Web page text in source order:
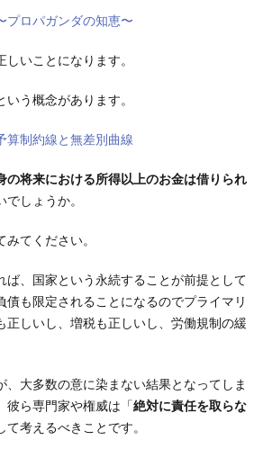
プロパガンダの知恵〜
いことになります。
う概念があります。
算制約線と無差別曲線
の将来における所得以上のお金は借りられ
でしょうか。
てください。
ば、国家という永続することが前提として
債も限定されることになるのでプライマリ
正しいし、増税も正しいし、労働規制の緩
、大多数の意に染まない結果となってしま
彼ら専門家や権威は「絶対に責任を取らな
て考えるべきことです。